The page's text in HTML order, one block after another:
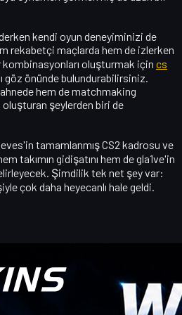
kendi oyun deneyiminizi de
rekabetçi maçlarda hem de izlerken
oluşturmak için cs
göz önünde bulundurabilirsiniz.
hem de matchmaking
oluşturan şeylerden biri de
tamamlanmış CS2 kadrosu ve
takımın gidişatını hem de gla1ve'in
Şimdilik tek net şey var:
çok daha heyecanlı hale geldi.
Haftalık bonus blogumuza